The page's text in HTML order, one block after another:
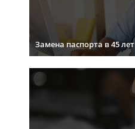
Замена паспорта в 45 лет